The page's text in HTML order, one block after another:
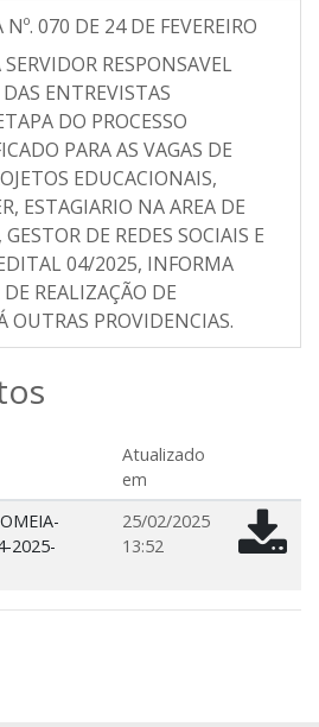
Nº. 070 DE 24 DE FEVEREIRO
RESPONSAVEL
ENTREVISTAS
DO PROCESSO
PARA AS VAGAS DE
EDUCACIONAIS,
ESTAGIARIO NA AREA DE
DE REDES SOCIAIS E
04/2025, INFORMA
REALIZAÇÃO DE
OUTRAS PROVIDENCIAS.
Atualizado
em
2025-
25/02/2025
13:52